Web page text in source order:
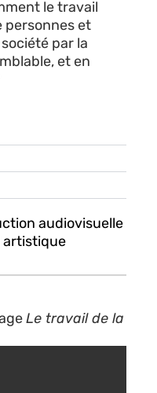
le travail
personnes et
par la
et en
audiovisuelle
artistique
Le travail de la